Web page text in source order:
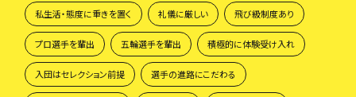
私生活・態度に重きを置く 礼儀に厳しい 飛び級制度あり
プロ選手を輩出 五輪選手を輩出 積極的に体験受け入れ
入団はセレクション前提 選手の進路にこだわる